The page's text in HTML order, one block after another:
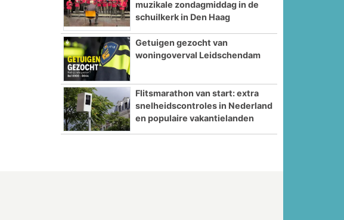
muzikale zondagmiddag in de
schuilkerk in Den Haag
Getuigen gezocht van
woningoverval Leidschendam
Flitsmarathon van start: extra
snelheidscontroles in Nederland
en populaire vakantielanden